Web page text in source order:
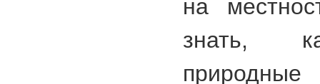
на
знать,
природные